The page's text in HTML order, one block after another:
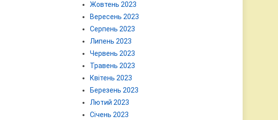
Жовтень 2023
Вересень 2023
Серпень 2023
Липень 2023
Червень 2023
Травень 2023
Квітень 2023
Березень 2023
Лютий 2023
Січень 2023